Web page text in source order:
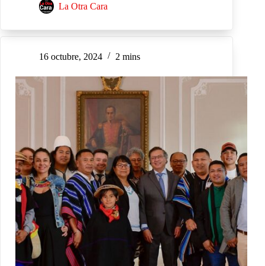
La Otra Cara
16 octubre, 2024 2 mins